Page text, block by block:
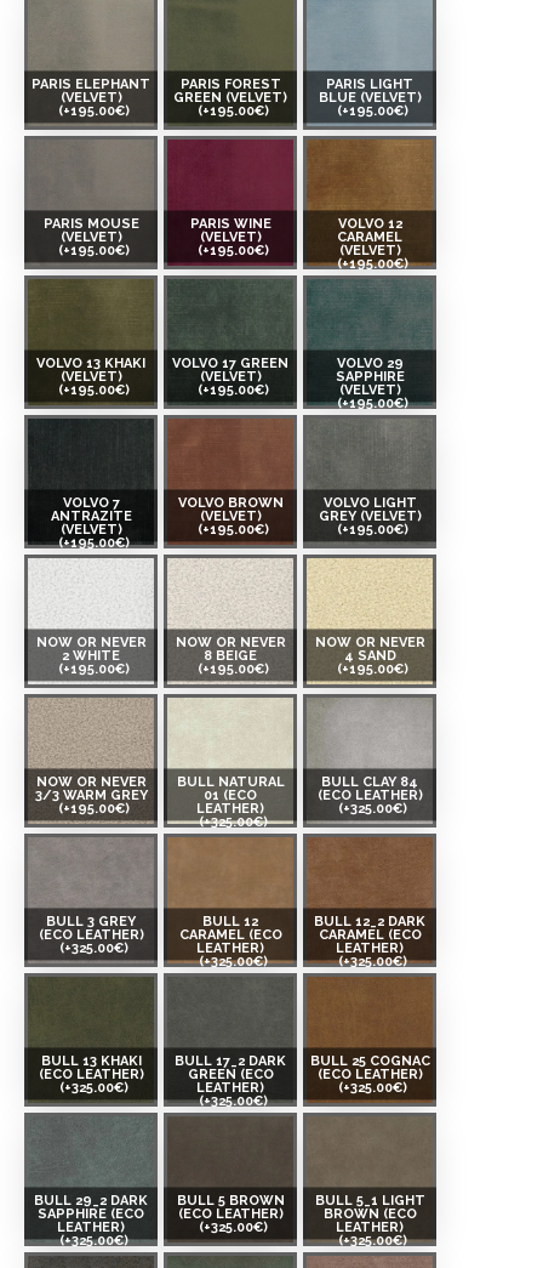
PARIS ELEPHANT
(VELVET)
(+195.00€)
PARIS FOREST
GREEN (VELVET)
(+195.00€)
PARIS LIGHT
BLUE (VELVET)
(+195.00€)
PARIS MOUSE
(VELVET)
(+195.00€)
PARIS WINE
(VELVET)
(+195.00€)
VOLVO 12
CARAMEL
(VELVET)
(+195.00€)
VOLVO 13 KHAKI
(VELVET)
(+195.00€)
VOLVO 17 GREEN
(VELVET)
(+195.00€)
VOLVO 29
SAPPHIRE
(VELVET)
(+195.00€)
VOLVO 7
ANTRAZITE
(VELVET)
(+195.00€)
VOLVO BROWN
(VELVET)
(+195.00€)
VOLVO LIGHT
GREY (VELVET)
(+195.00€)
NOW OR NEVER
2 WHITE
(+195.00€)
NOW OR NEVER
8 BEIGE
(+195.00€)
NOW OR NEVER
4 SAND
(+195.00€)
NOW OR NEVER
3/3 WARM GREY
(+195.00€)
BULL NATURAL
01 (ECO
LEATHER)
(+325.00€)
BULL CLAY 84
(ECO LEATHER)
(+325.00€)
BULL 3 GREY
(ECO LEATHER)
(+325.00€)
BULL 12
CARAMEL (ECO
LEATHER)
(+325.00€)
BULL 12_2 DARK
CARAMEL (ECO
LEATHER)
(+325.00€)
BULL 13 KHAKI
(ECO LEATHER)
(+325.00€)
BULL 17_2 DARK
GREEN (ECO
LEATHER)
(+325.00€)
BULL 25 COGNAC
(ECO LEATHER)
(+325.00€)
BULL 29_2 DARK
SAPPHIRE (ECO
LEATHER)
(+325.00€)
BULL 5 BROWN
(ECO LEATHER)
(+325.00€)
BULL 5_1 LIGHT
BROWN (ECO
LEATHER)
(+325.00€)